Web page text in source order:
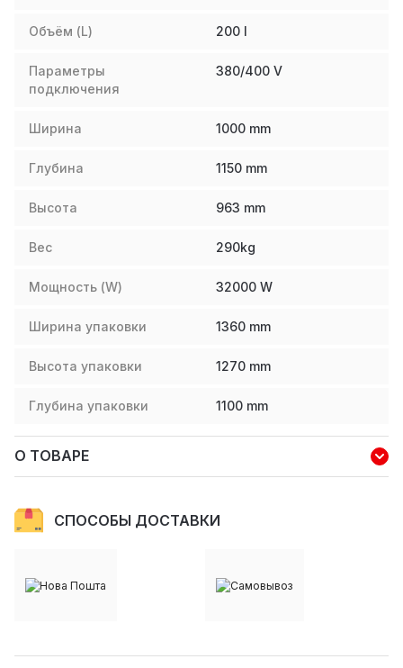
Объём (L) 200 l
Параметры
подключения
380/400 V
Ширина 1000 mm
Глубина 1150 mm
Высота 963 mm
Вес 290kg
Мощность (W) 32000 W
Ширина упаковки 1360 mm
Высота упаковки 1270 mm
Глубина упаковки 1100 mm
О ТОВАРЕ
СПОСОБЫ ДОСТАВКИ